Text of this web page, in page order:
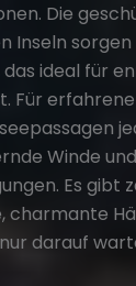
Die
Inseln
das ideal für
Für
Winde
Es gibt
charmante
darauf